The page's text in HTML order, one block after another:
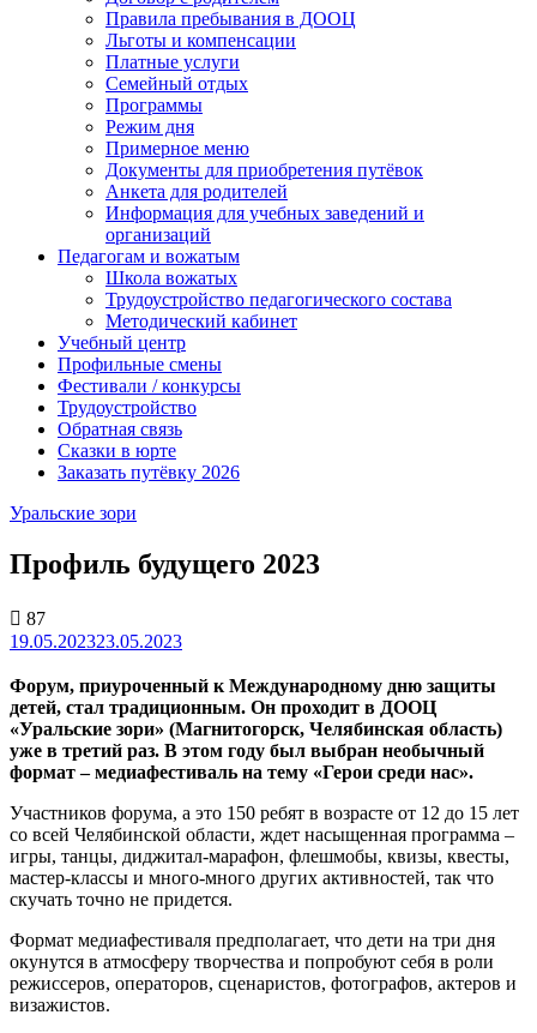
Правила пребывания в ДООЦ
Льготы и компенсации
Платные услуги
Семейный отдых
Программы
Режим дня
Примерное меню
Документы для приобретения путёвок
Анкета для родителей
Информация для учебных заведений и
организаций
Педагогам и вожатым
Школа вожатых
Трудоустройство педагогического состава
Методический кабинет
Учебный центр
Профильные смены
Фестивали / конкурсы
Трудоустройство
Обратная связь
Сказки в юрте
Заказать путёвку 2026
Уральские зори
Профиль будущего 2023
87
19.05.202323.05.2023
Форум, приуроченный к Международному дню защиты
детей, стал традиционным. Он проходит в ДООЦ
«Уральские зори» (Магнитогорск, Челябинская область)
уже в третий раз. В этом году был выбран необычный
формат – медиафестиваль на тему «Герои среди нас».
Участников форума, а это 150 ребят в возрасте от 12 до 15 лет
со всей Челябинской области, ждет насыщенная программа –
игры, танцы, диджитал-марафон, флешмобы, квизы, квесты,
мастер-классы и много-много других активностей, так что
скучать точно не придется.
Формат медиафестиваля предполагает, что дети на три дня
окунутся в атмосферу творчества и попробуют себя в роли
режиссеров, операторов, сценаристов, фотографов, актеров и
визажистов.